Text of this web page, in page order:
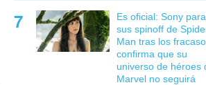
Es oficial: Sony
sus spinoff de
Man tras los
confirma que su
universo de héroes
Marvel no seguirá